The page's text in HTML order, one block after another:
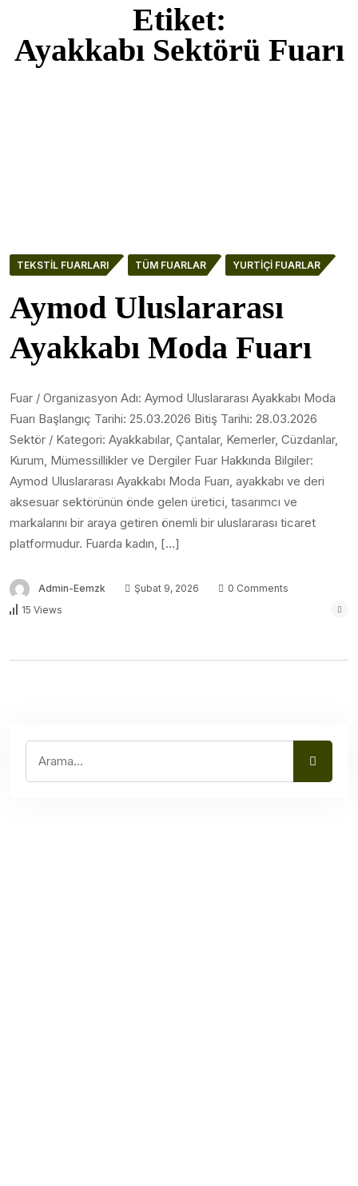
Etiket:
Ayakkabı Sektörü Fuarı
TEKSTIL FUARLARI TÜM FUARLAR YURTIÇI FUARLAR
Aymod Uluslararası
Ayakkabı Moda Fuarı
Fuar / Organizasyon Adı: Aymod Uluslararası Ayakkabı Moda
Fuarı Başlangıç Tarihi: 25.03.2026 Bitiş Tarihi: 28.03.2026
Sektör / Kategori: Ayakkabılar, Çantalar, Kemerler, Cüzdanlar,
Kurum, Mümessillikler ve Dergiler Fuar Hakkında Bilgiler:
Aymod Uluslararası Ayakkabı Moda Fuarı, ayakkabı ve deri
aksesuar sektörünün önde gelen üretici, tasarımcı ve
markalarını bir araya getiren önemli bir uluslararası ticaret
platformudur. Fuarda kadın, […]
Admin-Eemzk Şubat 9, 2026
0 Comments
15 Views